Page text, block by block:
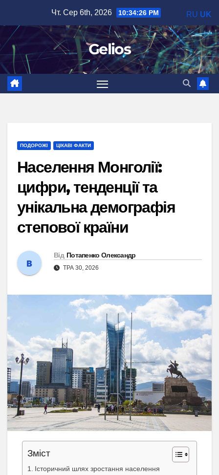
вмісту
Чт. Сер 6th, 2026 10:34:27 PM
Gelios
ПОДОРОЖІ ЦІКАВІ ФАКТИ
Населення Монголії:
цифри, тенденції та
унікальна демографія
степової країни
Від Потапенко Олександр
ТРА 30, 2026
Зміст
Історичний шлях зростання населення
RU UK